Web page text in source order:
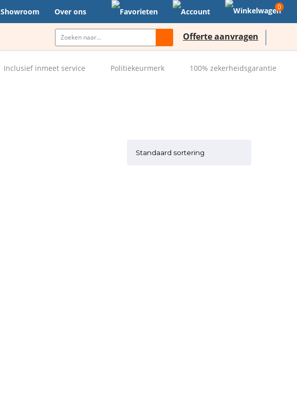
Showroom Over ons 0
Offerte aanvragen
Inclusief inmeet service Politiekeurmerk
100% zekerheidsgarantie